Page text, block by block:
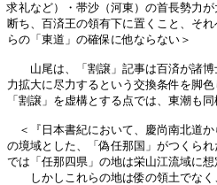
求礼など）・帯沙（河東）の首長勢力
断ち、百済王の領有下に置くこと、そ
らの「東道」の確保に他ならない＞
山尾は、「割譲」記事は百済が諸博
力拡大に尽力するという交換条件を脚
「割譲」を虚構とする点では、東潮も同
＜『日本書紀において、慶尚南北道
の境域とした、「偽任那国」がつくら
では「任那四県」の地は栄山江流域に想
しかしこれらの地は倭の領土でなく